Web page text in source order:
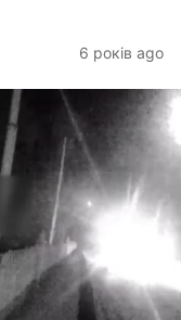
6 років ago